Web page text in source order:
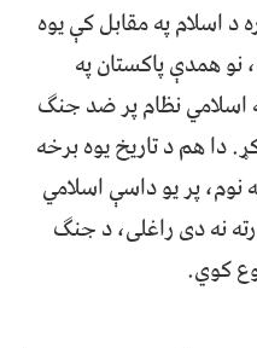
د اسلام په مقابل کې یوه
نو همدې پاکستان په
نظام پر ضد جنګ
دا هم د تاریخ یوه برخه
پر یو داسې اسلامي
نه دی راغلی، د جنګ
کوي.